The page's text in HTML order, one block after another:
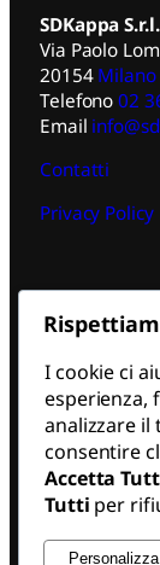
SDKappa S.r.l.
Via Paolo
20154 Milano
Telefono02
Email
Contatti
Privacy Policy
I cookie ci
esperienza,
analizzare il
consentire
Accetta
Tutti per
Personalizza